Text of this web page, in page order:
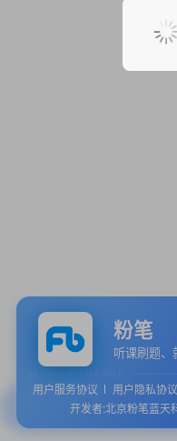
暂无
粉笔
听课刷题、
用户服务协议 用户隐私协议
开发者:北京粉笔蓝天